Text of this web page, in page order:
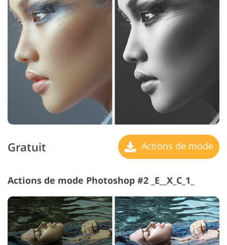
Gratuit Actions de mode
Actions de mode Photoshop #2 _E__X_C_1_